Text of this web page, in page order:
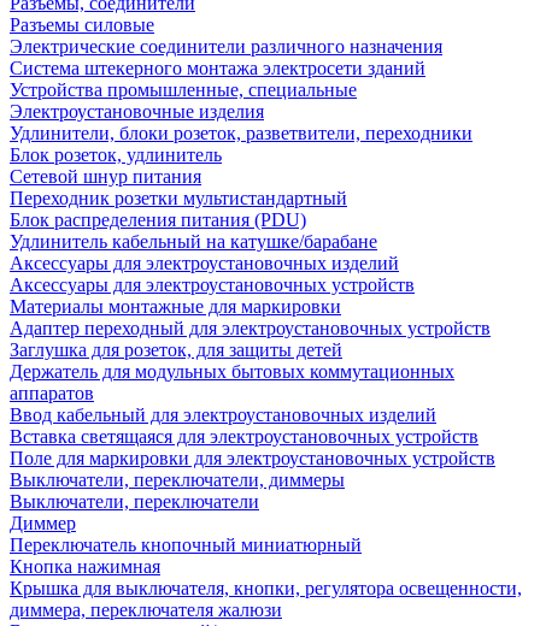
Разъемы силовые
Электрические соединители различного назначения
Система штекерного монтажа электросети зданий
Устройства промышленные, специальные
Электроустановочные изделия
Удлинители, блоки розеток, разветвители, переходники
Блок розеток, удлинитель
Сетевой шнур питания
Переходник розетки мультистандартный
Блок распределения питания (PDU)
Удлинитель кабельный на катушке/барабане
Аксессуары для электроустановочных изделий
Аксессуары для электроустановочных устройств
Материалы монтажные для маркировки
Адаптер переходный для электроустановочных устройств
Заглушка для розеток, для защиты детей
Держатель для модульных бытовых коммутационных
аппаратов
Ввод кабельный для электроустановочных изделий
Вставка светящаяся для электроустановочных устройств
Поле для маркировки для электроустановочных устройств
Выключатели, переключатели, диммеры
Выключатели, переключатели
Диммер
Переключатель кнопочный миниатюрный
Кнопка нажимная
Крышка для выключателя, кнопки, регулятора освещенности,
диммера, переключателя жалюзи